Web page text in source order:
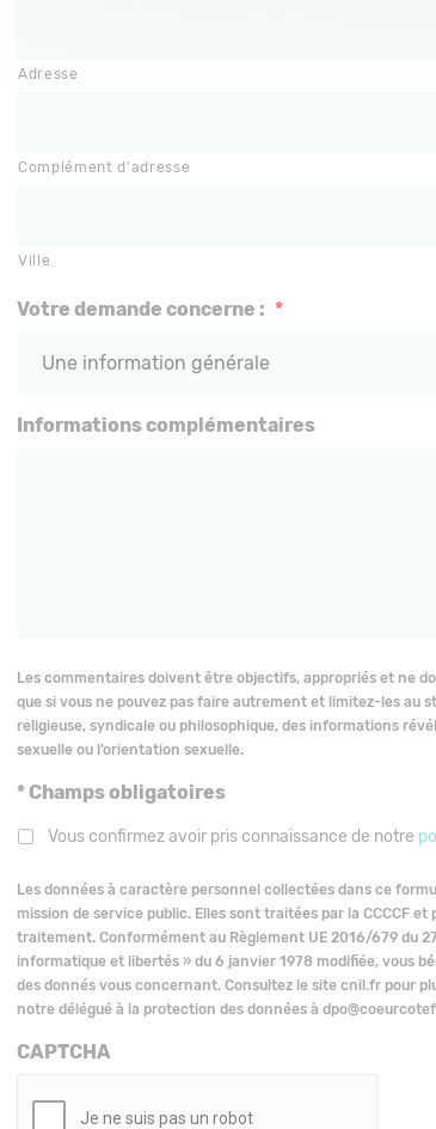
Adresse
Complément d'adresse
Ville
Votre demande concerne : *
Informations complémentaires
Les commentaires doivent être objectifs, appropriés et ne
que si vous ne pouvez pas faire autrement et limitez-les au
religieuse, syndicale ou philosophique, des informations
sexuelle ou l’orientation sexuelle.
* Champs obligatoires
Vous confirmez avoir pris connaissance de notre
Les données à caractère personnel collectées dans ce
mission de service public. Elles sont traitées par la CCCCF
traitement. Conformément au Règlement UE 2016/679 du
informatique et libertés » du 6 janvier 1978 modifiée, vous
des donnés vous concernant. Consultez le site cnil.fr pour
notre délégué à la protection des données à
CAPTCHA